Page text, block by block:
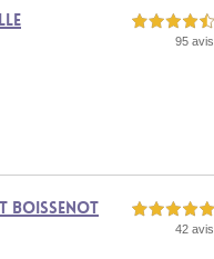
4,5 étoiles sur 5
95 avis
Boissenot 5,0 étoiles sur 5
42 avis